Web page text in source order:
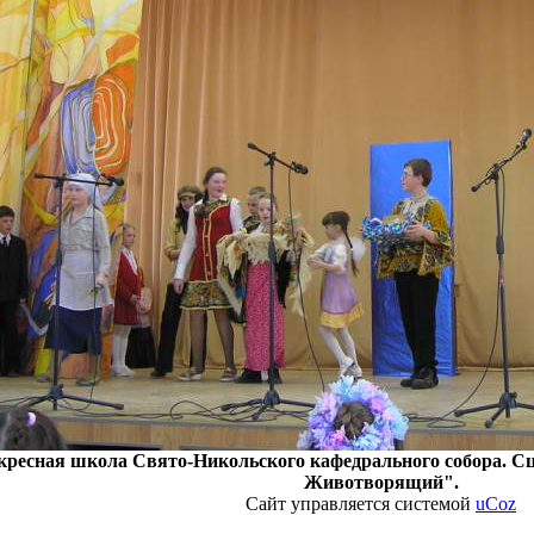
школа Свято-Никольского кафедрального собора.
Животворящий".
Сайт управляется системой uCoz